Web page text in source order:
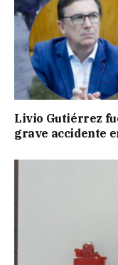
Livio Gutiérrez
grave accidente